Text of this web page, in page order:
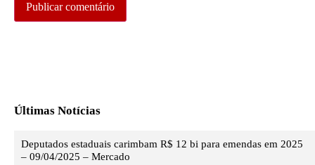
Últimas Notícias
Deputados estaduais carimbam R$ 12 bi para emendas em 2025
– 09/04/2025 – Mercado